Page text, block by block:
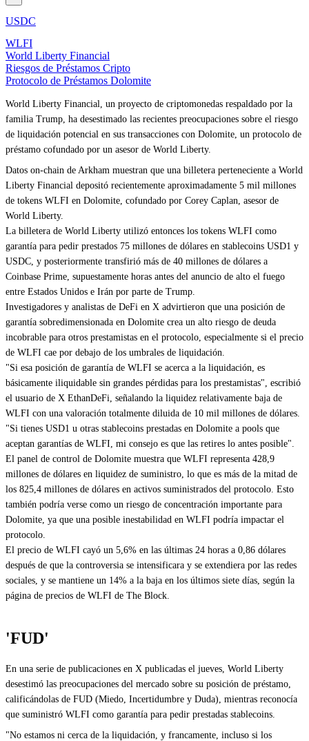
USDC
WLFI
World Liberty Financial
Riesgos de Préstamos Cripto
Protocolo de Préstamos Dolomite
World Liberty Financial, un proyecto de criptomonedas respaldado por la
familia Trump, ha desestimado las recientes preocupaciones sobre el riesgo
de liquidación potencial en sus transacciones con Dolomite, un protocolo de
préstamo cofundado por un asesor de World Liberty.
Datos on-chain de Arkham muestran que una billetera perteneciente a World
Liberty Financial depositó recientemente aproximadamente 5 mil millones
de tokens WLFI en Dolomite, cofundado por Corey Caplan, asesor de
World Liberty.
La billetera de World Liberty utilizó entonces los tokens WLFI como
garantía para pedir prestados 75 millones de dólares en stablecoins USD1 y
USDC, y posteriormente transfirió más de 40 millones de dólares a
Coinbase Prime, supuestamente horas antes del anuncio de alto el fuego
entre Estados Unidos e Irán por parte de Trump.
Investigadores y analistas de DeFi en X advirtieron que una posición de
garantía sobredimensionada en Dolomite crea un alto riesgo de deuda
incobrable para otros prestamistas en el protocolo, especialmente si el precio
de WLFI cae por debajo de los umbrales de liquidación.
"Si esa posición de garantía de WLFI se acerca a la liquidación, es
básicamente iliquidable sin grandes pérdidas para los prestamistas", escribió
el usuario de X EthanDeFi, señalando la liquidez relativamente baja de
WLFI con una valoración totalmente diluida de 10 mil millones de dólares.
"Si tienes USD1 u otras stablecoins prestadas en Dolomite a pools que
aceptan garantías de WLFI, mi consejo es que las retires lo antes posible".
El panel de control de Dolomite muestra que WLFI representa 428,9
millones de dólares en liquidez de suministro, lo que es más de la mitad de
los 825,4 millones de dólares en activos suministrados del protocolo. Esto
también podría verse como un riesgo de concentración importante para
Dolomite, ya que una posible inestabilidad en WLFI podría impactar el
protocolo.
El precio de WLFI cayó un 5,6% en las últimas 24 horas a 0,86 dólares
después de que la controversia se intensificara y se extendiera por las redes
sociales, y se mantiene un 14% a la baja en los últimos siete días, según la
página de precios de WLFI de The Block.
'FUD'
En una serie de publicaciones en X publicadas el jueves, World Liberty
desestimó las preocupaciones del mercado sobre su posición de préstamo,
calificándolas de FUD (Miedo, Incertidumbre y Duda), mientras reconocía
que suministró WLFI como garantía para pedir prestadas stablecoins.
"No estamos ni cerca de la liquidación, y francamente, incluso si los